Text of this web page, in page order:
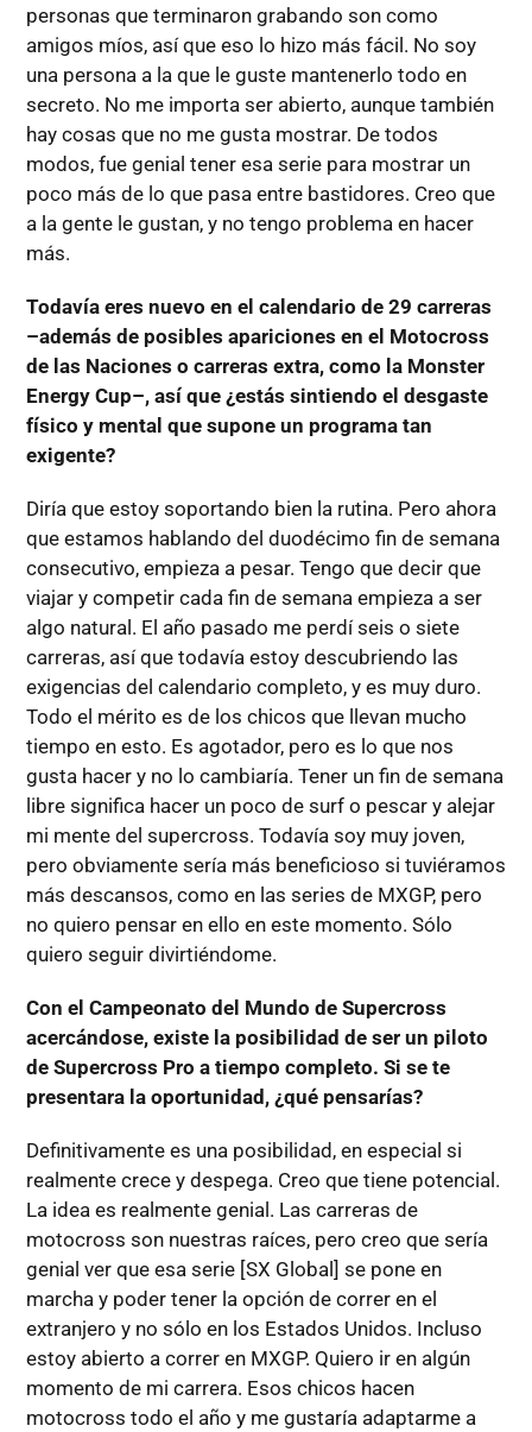
personas que terminaron grabando son como
amigos míos, así que eso lo hizo más fácil. No soy
una persona a la que le guste mantenerlo todo en
secreto. No me importa ser abierto, aunque también
hay cosas que no me gusta mostrar. De todos
modos, fue genial tener esa serie para mostrar un
poco más de lo que pasa entre bastidores. Creo que
a la gente le gustan, y no tengo problema en hacer
más.
Todavía eres nuevo en el calendario de 29 carreras
­–además de posibles apariciones en el Motocross
de las Naciones o carreras extra, como la Monster
Energy Cup­–, así que ¿estás sintiendo el desgaste
físico y mental que supone un programa tan
exigente?
Diría que estoy soportando bien la rutina. Pero ahora
que estamos hablando del duodécimo fin de semana
consecutivo, empieza a pesar. Tengo que decir que
viajar y competir cada fin de semana empieza a ser
algo natural. El año pasado me perdí seis o siete
carreras, así que todavía estoy descubriendo las
exigencias del calendario completo, y es muy duro.
Todo el mérito es de los chicos que llevan mucho
tiempo en esto. Es agotador, pero es lo que nos
gusta hacer y no lo cambiaría. Tener un fin de semana
libre significa hacer un poco de surf o pescar y alejar
mi mente del supercross. Todavía soy muy joven,
pero obviamente sería más beneficioso si tuviéramos
más descansos, como en las series de MXGP, pero
no quiero pensar en ello en este momento. Sólo
quiero seguir divirtiéndome.
Con el Campeonato del Mundo de Supercross
acercándose, existe la posibilidad de ser un piloto
de Supercross Pro a tiempo completo. Si se te
presentara la oportunidad, ¿qué pensarías?
Definitivamente es una posibilidad, en especial si
realmente crece y despega. Creo que tiene potencial.
La idea es realmente genial. Las carreras de
motocross son nuestras raíces, pero creo que sería
genial ver que esa serie [SX Global] se pone en
marcha y poder tener la opción de correr en el
extranjero y no sólo en los Estados Unidos. Incluso
estoy abierto a correr en MXGP. Quiero ir en algún
momento de mi carrera. Esos chicos hacen
motocross todo el año y me gustaría adaptarme a